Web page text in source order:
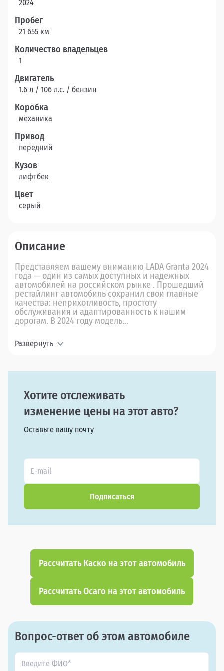
2024
Пробег
21 655 км
Количество владельцев
1
Двигатель
1.6 л / 106 л.c. / бензин
Коробка
механика
Привод
передний
Кузов
лифтбек
Цвет
серый
Описание
Представляем вашему вниманию LADA Granta 2024
года — один из самых доступных и надежных
автомобилей на российском рынке . Прошедший
рестайлинг автомобиль сохранил свои главные
качества: неприхотливость, простоту
обслуживания и адаптированность к нашим
дорогам. В 2024 году модель...
Развернуть
Хотите отслеживать
изменение цены на этот авто?
Оставьте вашу почту
Подписаться
Рассчитать Каско на этот автомобиль
Рассчитать Осаго на этот автомобиль
Вопрос-ответ об этом автомобиле